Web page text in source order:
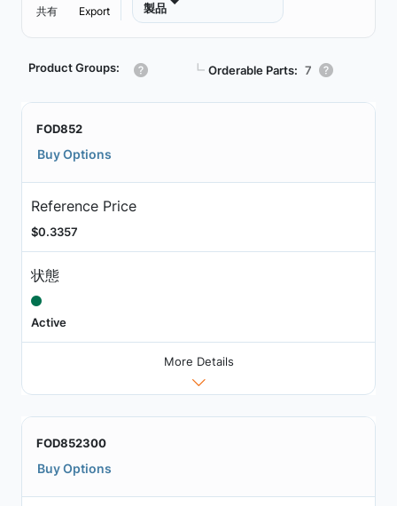
共有 Export 製品
Product Groups: ┗ Orderable Parts: 7
FOD852
Buy Options
Reference Price
$0.3357
状態
Active
More Details
FOD852300
Buy Options